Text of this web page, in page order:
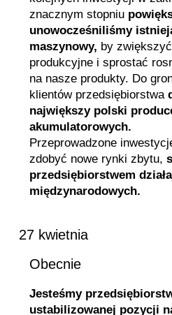
znacznym stopniu
unowocześniliśmy
maszynowy, by
produkcyjne i sprostać
na nasze produkty. Do
klientów przedsiębiorstwa
największy polski
akumulatorowych.
Przeprowadzone
zdobyć nowe rynki zbytu,
przedsiębiorstwem
międzynarodowych.
27 kwietnia
Obecnie
Jesteśmy
ustabilizowanej pozycji